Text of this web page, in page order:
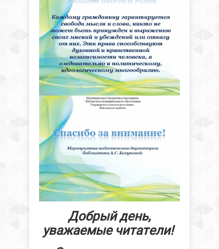
Добрый день,
уважаемые читатели!